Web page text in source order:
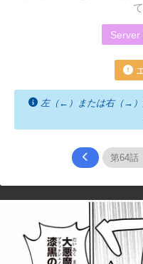
Server
左（←）または右（→）